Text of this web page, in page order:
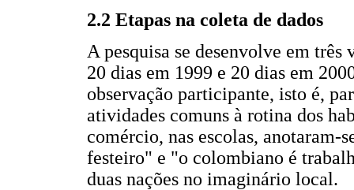
2.2 Etapas na coleta de dados
A pesquisa se desenvolve em
20 dias em 1999 e 20 dias em
observação participante, isto é,
atividades comuns à rotina dos
comércio, nas escolas, anotaram-
festeiro" e "o colombiano é
duas nações no imaginário local.